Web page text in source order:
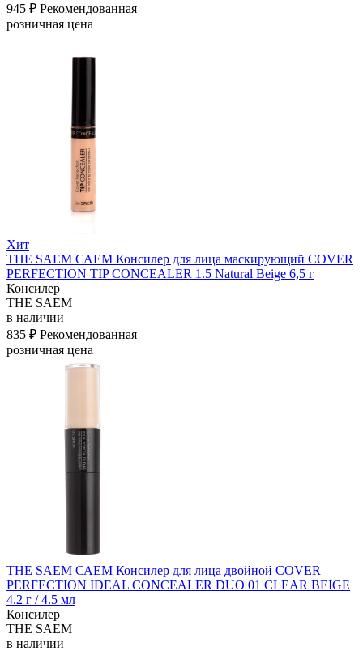
945 ₽ Рекомендованная
розничная цена
Хит
THE SAEM САЕМ Консилер для лица маскирующий COVER
PERFECTION TIP CONCEALER 1.5 Natural Beige 6,5 г
Консилер
THE SAEM
в наличии
835 ₽ Рекомендованная
розничная цена
THE SAEM САЕМ Консилер для лица двойной COVER
PERFECTION IDEAL CONCEALER DUO 01 CLEAR BEIGE
4.2 г / 4.5 мл
Консилер
THE SAEM
в наличии